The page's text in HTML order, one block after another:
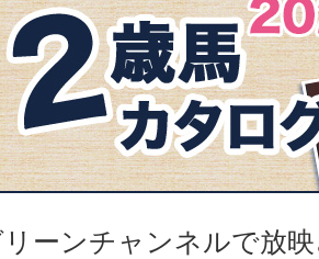
リーンチャンネルで放